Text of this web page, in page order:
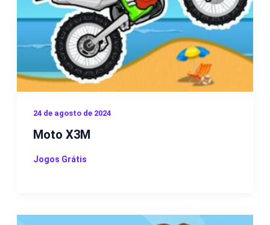
24 de agosto de 2024
Moto X3M
Jogos Grátis